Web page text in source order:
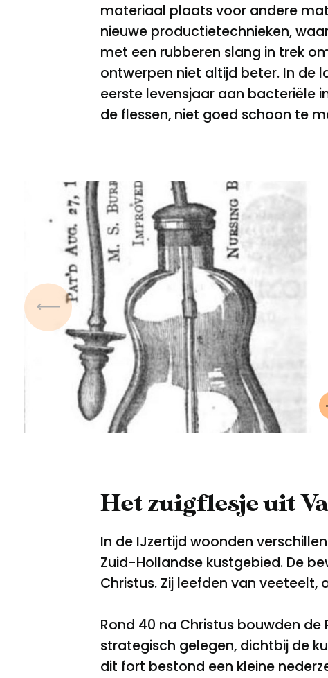
materiaal plaats voor andere
nieuwe productietechnieken,
met een rubberen slang in trek
ontwerpen niet altijd beter. In de
eerste levensjaar aan bacteriële
de flessen, niet goed schoon te
Vorige
Het zuigflesje uit
In de IJzertijd woonden
Zuid-Hollandse kustgebied. De
Christus. Zij leefden van veeteelt,
Rond 40 na Christus bouwden
strategisch gelegen, dichtbij de
dit fort bestond een kleine